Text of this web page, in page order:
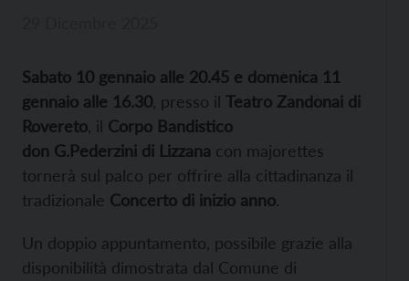
Sabato 10 gennaio alle 20.45 e domenica 11
gennaio alle 16.30 , presso il Teatro Zandonai di
Rovereto , il Corpo Bandistico
don G.Pederzini di Lizzana con majorettes
tornerà sul palco per offrire alla cittadinanza il
tradizionale Concerto di inizio anno.
Un doppio appuntamento, possibile grazie alla
disponibilità dimostrata dal Comune di